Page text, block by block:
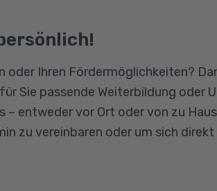
mit der Biografie
und dokumentieren
Hygiene
Kommunikation
aufweisen sowie belastbar
oder geistig
Gute Deutschkenntnisse
oder Ihren Fördermöglichkeiten?
Sie passende Weiterbildung oder
– entweder vor Ort oder von zu
zu vereinbaren oder um sich